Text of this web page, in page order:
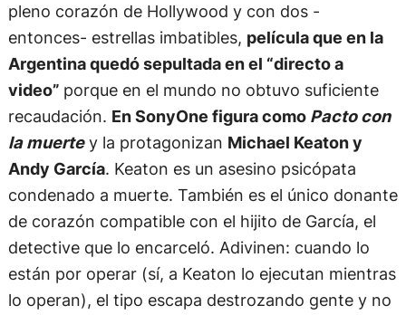
pleno corazón de Hollywood y con dos -
entonces- estrellas imbatibles, película que en la
Argentina quedó sepultada en el “directo a
video” porque en el mundo no obtuvo suficiente
recaudación. En SonyOne figura como Pacto con
la muertey la protagonizan Michael Keaton y
Andy García. Keaton es un asesino psicópata
condenado a muerte. También es el único donante
de corazón compatible con el hijito de García, el
detective que lo encarceló. Adivinen: cuando lo
están por operar (sí, a Keaton lo ejecutan mientras
lo operan), el tipo escapa destrozando gente y no